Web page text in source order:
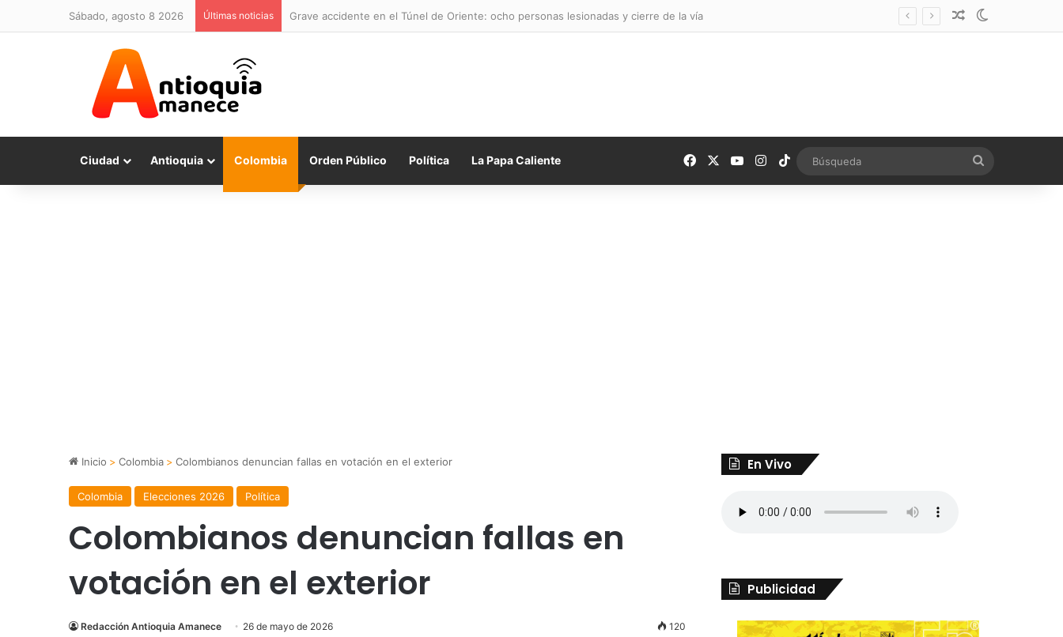
sábado, agosto 8 2026 Últimas noticias Grave accidente en el Túnel de Oriente: ocho personas lesionadas y cierre de la vía Noticia aleatoria
Ciudad Antioquia Colombia Orden Público Política La Papa Caliente FacebookYouTubeInstagram
TikTok
Inicio > Colombia > Colombianos denuncian fallas en votación en el exterior
Colombia Elecciones 2026 Política
Colombianos denuncian fallas en
votación en el exterior
Redacción Antioquia Amanece 26 de mayo de 2026 120
En Vivo
Publicidad